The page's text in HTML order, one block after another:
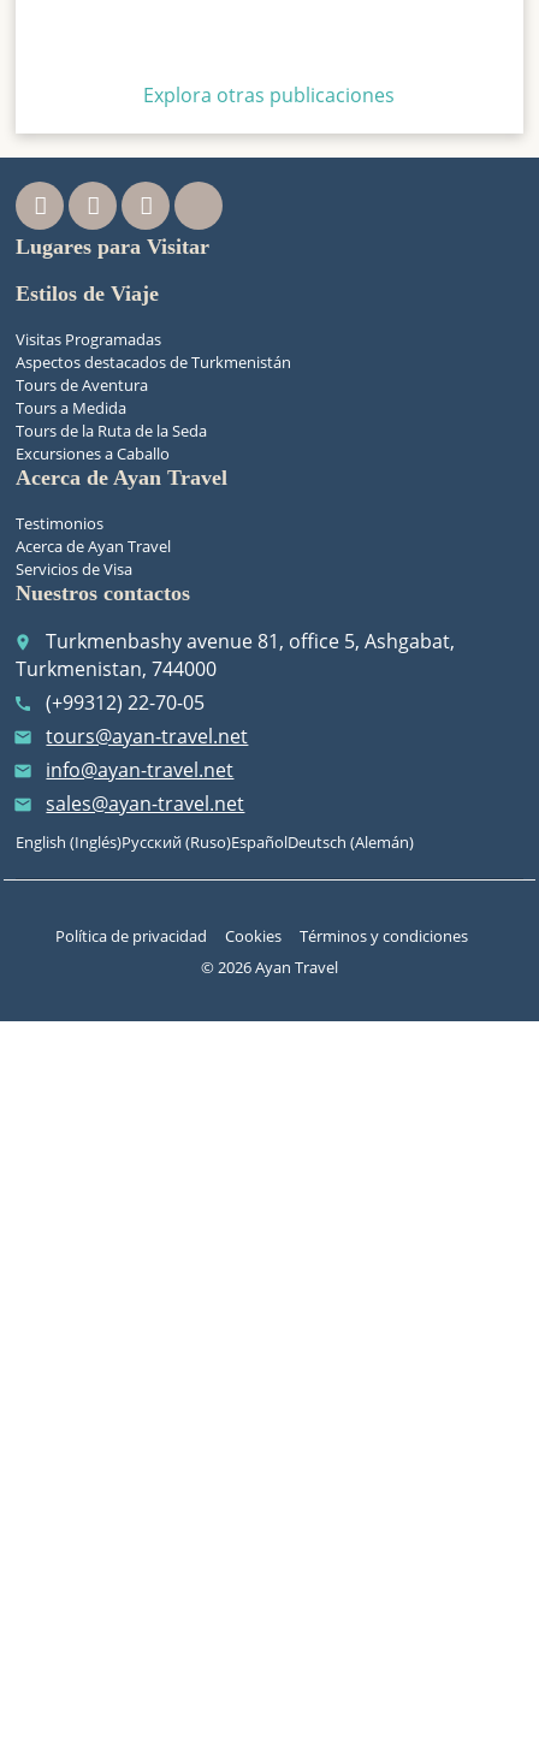
Explora otras publicaciones
Lugares para Visitar
Estilos de Viaje
Visitas Programadas
Aspectos destacados de Turkmenistán
Tours de Aventura
Tours a Medida
Tours de la Ruta de la Seda
Excursiones a Caballo
Acerca de Ayan Travel
Testimonios
Acerca de Ayan Travel
Servicios de Visa
Nuestros contactos
place
Turkmenbashy avenue 81, office 5, Ashgabat,
Turkmenistan, 744000
call (+99312) 22-70-05
email tours@ayan-travel.net
email info@ayan-travel.net
email sales@ayan-travel.net
English (Inglés)Русский(Ruso)EspañolDeutsch (Alemán)
© 2026 Ayan Travel
Política de privacidad Cookies Términos y condiciones